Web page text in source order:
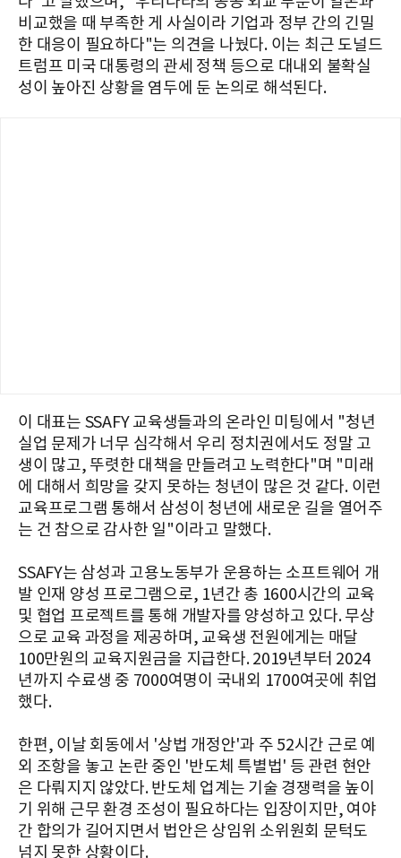
비교했을 때 부족한 게 사실이라 기업과 정부 간의 긴밀
한 대응이 필요하다"는 의견을 나눴다. 이는 최근 도널드
트럼프 미국 대통령의 관세 정책 등으로 대내외 불확실
성이 높아진 상황을 염두에 둔 논의로 해석된다.
이 대표는 SSAFY 교육생들과의 온라인 미팅에서 "청년
실업 문제가 너무 심각해서 우리 정치권에서도 정말 고
생이 많고, 뚜렷한 대책을 만들려고 노력한다"며 "미래
에 대해서 희망을 갖지 못하는 청년이 많은 것 같다. 이런
교육프로그램 통해서 삼성이 청년에 새로운 길을 열어주
는 건 참으로 감사한 일"이라고 말했다.
SSAFY는 삼성과 고용노동부가 운용하는 소프트웨어 개
발 인재 양성 프로그램으로, 1년간 총 1600시간의 교육
및 협업 프로젝트를 통해 개발자를 양성하고 있다. 무상
으로 교육 과정을 제공하며, 교육생 전원에게는 매달
100만원의 교육지원금을 지급한다. 2019년부터 2024
년까지 수료생 중 7000여명이 국내외 1700여곳에 취업
했다.
한편, 이날 회동에서 '상법 개정안'과 주 52시간 근로 예
외 조항을 놓고 논란 중인 '반도체 특별법' 등 관련 현안
은 다뤄지지 않았다. 반도체 업계는 기술 경쟁력을 높이
기 위해 근무 환경 조성이 필요하다는 입장이지만, 여야
간 합의가 길어지면서 법안은 상임위 소위원회 문턱도
넘지 못한 상황이다.